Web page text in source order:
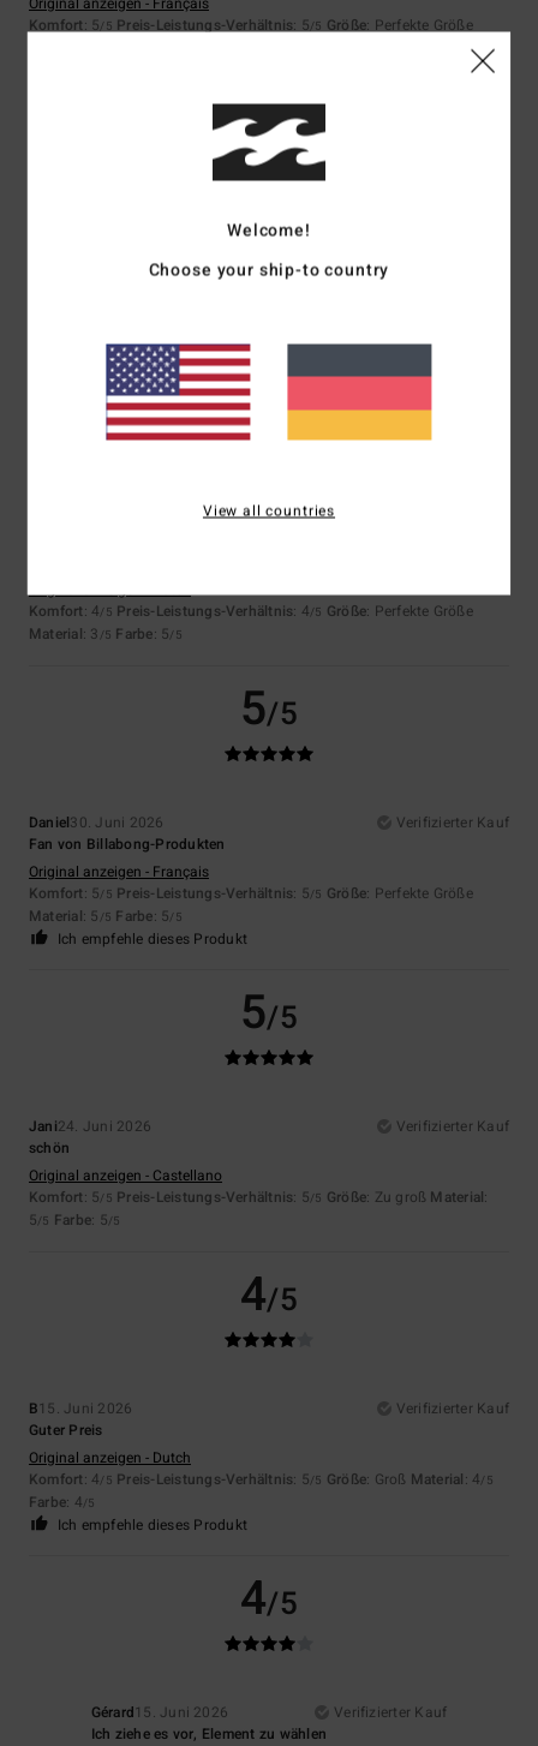
Komfort: 5/5 Preis-Leistungs-Verhältnis: 5/5 Größe: Perfekte Größe
5/5
Qualität, Preis, Design
Ich empfehle dieses Produkt
5 /5
Komfort: 4/5 Preis-Leistungs-Verhältnis: 4/5 Größe: Perfekte Größe
Material: 3 /5 Farbe: 5/5
5/5
Daniel30. Juni 2026
Verifizierter Kauf
Fan von Billabong-Produkten
Original anzeigen - Français
Komfort: 5/5 Preis-Leistungs-Verhältnis: 5/5 Größe: Perfekte Größe
Material: 5 /5 Farbe: 5/5
Ich empfehle dieses Produkt
5/5
Jani24. Juni 2026
Verifizierter Kauf
schön
Original anzeigen - Castellano
Komfort: 5/5 Preis-Leistungs-Verhältnis: 5/5 Größe: Zu groß Material:
5/5 Farbe: 5/5
4/5
B15. Juni 2026
Verifizierter Kauf
Guter Preis
Original anzeigen - Dutch
Komfort: 4/5 Preis-Leistungs-Verhältnis: 5/5 Größe: Groß Material: 4/5
Farbe: 4/5
Ich empfehle dieses Produkt
4/5
Gérard15. Juni 2026
Verifizierter Kauf
Ich ziehe es vor, Element zu wählen
Welcome!
Choose your ship-to country
View all countries